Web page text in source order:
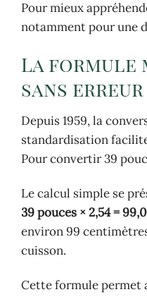
Pour mieux
notamment pour une
La formule
sans erreur
Depuis 1959, la
standardisation
Pour convertir 39
Le calcul simple se
39 pouces × 2,54 =
environ 99
cuisson.
Cette formule permet